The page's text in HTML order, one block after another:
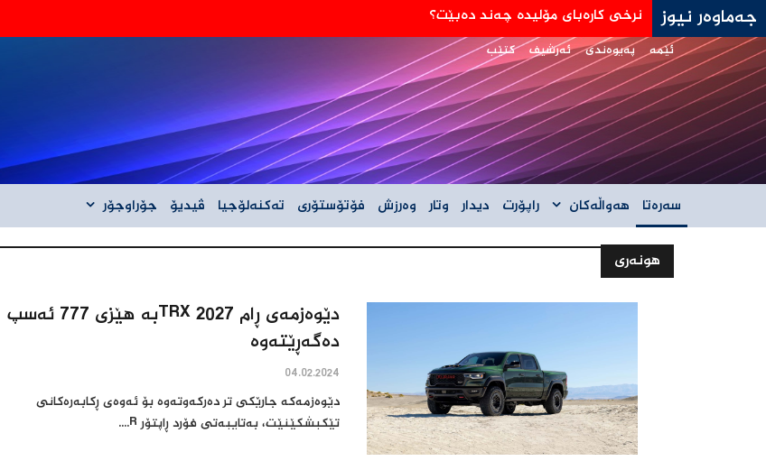
جەماوەر نیوز جه‌ی دی ڤانس: هێڵی سورمان له‌دانوستانه‌كان له‌گه‌ڵ ئێران نیه‌
ئێمە پەیوەندی ئەرشیف کتێب
سەرەتا هەواڵەکان راپۆرت دیدار وتار وەرزش فۆتۆستۆری تەکنەلۆجیا ڤیدیۆ جۆراوجۆر
هونەری
دێوەزمەی ڕام 2027 TRXبە هێزی 777 ئەسپ
دەگەڕێتەوە
04.02.2024
دێوەزمەکە جارێکی تر دەرکەوتەوە بۆ ئەوەی ڕکابەرەکانی
تێکبشکێنێت، بەتایبەتی فۆرد ڕاپتۆر R....